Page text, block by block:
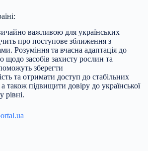
важливою для українських
про поступове зближення з
Розуміння та вчасна адаптація до
щодо засобів захисту рослин та
зберегти
та отримати доступ до стабільних
також підвищити довіру до української
рівні.